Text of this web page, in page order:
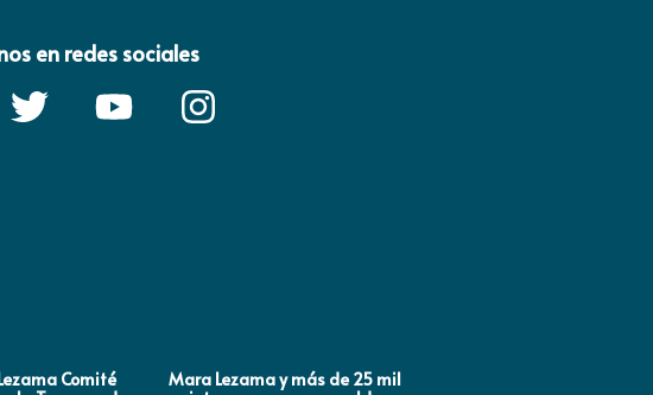
en redes sociales
Comité
Mara Lezama y más de 25 mil